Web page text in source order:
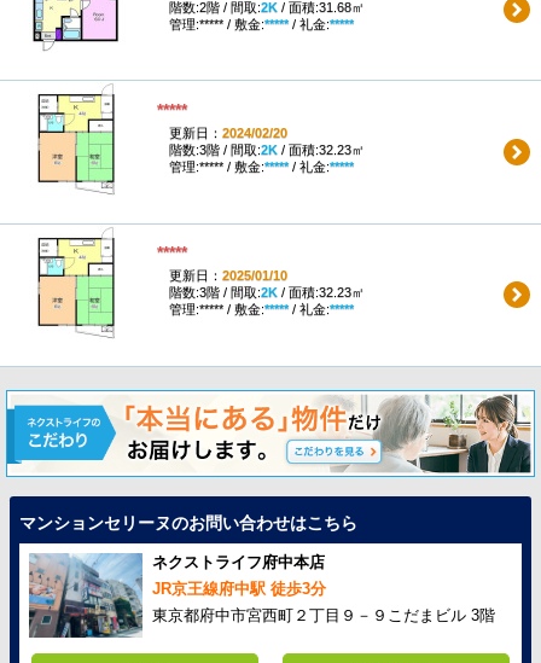
階数:2階 / 間取:2K/ 面積:31.68㎡
管理:***** / 敷金:*****/ 礼金:*****
*****
更新日： 2024/02/20
階数:3階 / 間取:2K/ 面積:32.23㎡
管理:***** / 敷金:*****/ 礼金:*****
*****
更新日： 2025/01/10
階数:3階 / 間取:2K/ 面積:32.23㎡
管理:***** / 敷金:*****/ 礼金:*****
マンションセリーヌのお問い合わせはこちら
ネクストライフ府中本店
JR京王線府中駅 徒歩3分
東京都府中市宮西町２丁目９－９こだまビル 3階